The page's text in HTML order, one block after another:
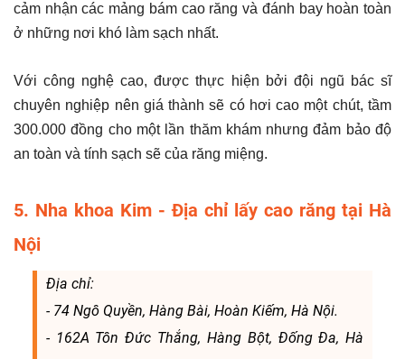
cảm nhận các mảng bám cao răng và đánh bay hoàn toàn
ở những nơi khó làm sạch nhất.
Với công nghệ cao, được thực hiện bởi đội ngũ bác sĩ
chuyên nghiệp nên giá thành sẽ có hơi cao một chút, tầm
300.000 đồng cho một lần thăm khám nhưng đảm bảo độ
an toàn và tính sạch sẽ của răng miệng.
5. Nha khoa Kim - Địa chỉ lấy cao răng tại Hà
Nội
Địa chỉ:
- 74 Ngô Quyền, Hàng Bài, Hoàn Kiếm, Hà Nội.
- 162A Tôn Đức Thắng, Hàng Bột, Đống Đa, Hà